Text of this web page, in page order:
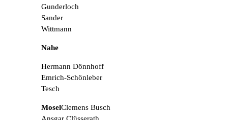
Gunderloch
Sander
Wittmann
Nahe
Hermann Dönnhoff
Emrich-Schönleber
Tesch
MoselClemens Busch